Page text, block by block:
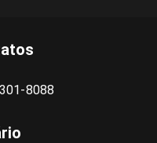
8088